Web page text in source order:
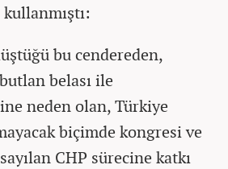
bu cendereden,
belası ile
neden olan, Türkiye
biçimde kongresi ve
CHP sürecine katkı